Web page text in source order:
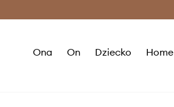
Ona On Dziecko Home